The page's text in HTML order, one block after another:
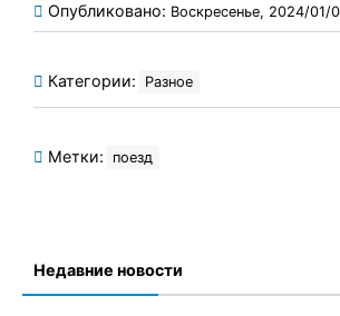
Опубликовано: Воскресенье, 2024/01/
Категории: Разное
Метки: поезд
Недавние новости